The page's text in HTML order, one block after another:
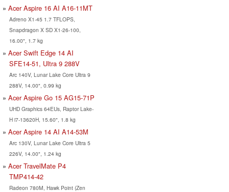
Acer Aspire 16 AI A16-11MT
Adreno X1-45 1.7 TFLOPS,
Snapdragon X SD X1-26-100,
16.00", 1.7 kg
Acer Swift Edge 14 AI
SFE14-51, Ultra 9 288V
Arc 140V, Lunar Lake Core Ultra 9
288V, 14.00", 0.99 kg
Acer Aspire Go 15 AG15-71P
UHD Graphics 64EUs, Raptor Lake-
H i7-13620H, 15.60", 1.8 kg
Acer Aspire 14 AI A14-53M
Arc 130V, Lunar Lake Core Ultra 5
226V, 14.00", 1.24 kg
Acer TravelMate P4
TMP414-42
Radeon 780M, Hawk Point (Zen